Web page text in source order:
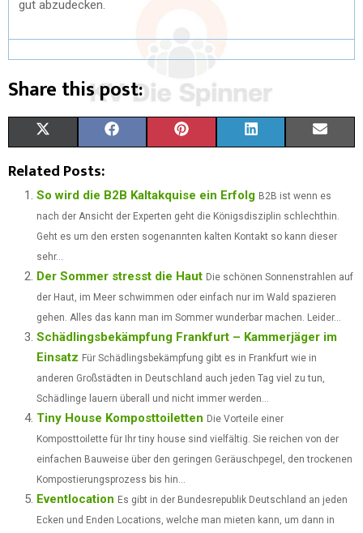
gut abzudecken.
Share this post:
R
O
T
W
T
E
R
)
A
R
O
C
E
O
K
R
O
N
T
R
S
T
A
R
O
N
K
D
N
R
O
I
Related Posts:
So wird die B2B Kaltakquise ein Erfolg B2B ist wenn es
nach der Ansicht der Experten geht die Königsdisziplin schlechthin.
Geht es um den ersten sogenannten kalten Kontakt so kann dieser
sehr...
Der Sommer stresst die Haut Die schönen Sonnenstrahlen auf
der Haut, im Meer schwimmen oder einfach nur im Wald spazieren
gehen. Alles das kann man im Sommer wunderbar machen. Leider...
Schädlingsbekämpfung Frankfurt – Kammerjäger im
Einsatz Für Schädlingsbekämpfung gibt es in Frankfurt wie in
anderen Großstädten in Deutschland auch jeden Tag viel zu tun,
Schädlinge lauern überall und nicht immer werden...
Tiny House Komposttoiletten Die Vorteile einer
Komposttoilette für Ihr tiny house sind vielfältig. Sie reichen von der
einfachen Bauweise über den geringen Geräuschpegel, den trockenen
Kompostierungsprozess bis hin...
Eventlocation Es gibt in der Bundesrepublik Deutschland an jeden
Ecken und Enden Locations, welche man mieten kann, um dann in